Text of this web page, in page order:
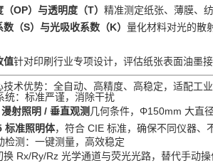
OP）与透明度（T） 精准测定纸张、薄膜、
（S）与光吸收系数（K） 量化材料对光的散
值针对印刷行业专项设计，评估纸张表面油墨
技术优势：全自动、高精度、高稳定，适配工
统：标准严谨，消除干扰
射照明 / 垂直观测 几何条件，Φ150mm 大直
标准照明体，符合 CIE 标准，确保不同仪器、
检测：一键测量，高效稳定
换 Rx/Ry/Rz 光学通道与荧光光路，替代手动